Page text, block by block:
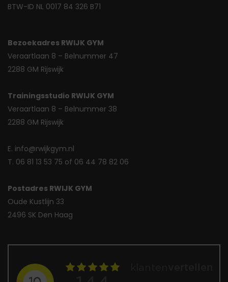
BTW-ID NL 0017 84 326 B71
Bezoekadres RWIJK GYM
Veraartlaan 8 – Belnummer 47
2288 GM Rijswijk
Trainingsstudio RWIJK GYM
Veraartlaan 8 – Belnummer 38
2288 GM Rijswijk
E. info@rwijkgym.nl
T. 06 81 13 53 75 of 06 44 78 82 06
Postadres RWIJK GYM
Oude Kustlijn 33
2496 SK Den Haag